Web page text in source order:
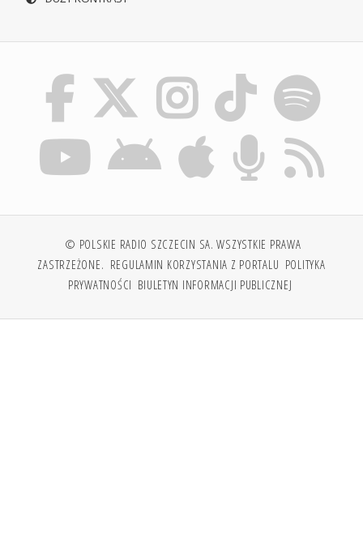
© POLSKIE RADIO SZCZECIN SA. WSZYSTKIE PRAWA
ZASTRZEŻONE. REGULAMIN KORZYSTANIA Z PORTALU POLITYKA
PRYWATNOŚCI BIULETYN INFORMACJI PUBLICZNEJ